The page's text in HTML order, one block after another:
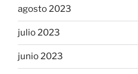
agosto 2023
julio 2023
junio 2023